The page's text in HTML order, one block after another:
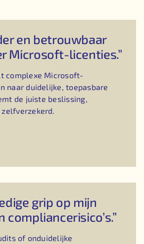
en betrouwbaar
Microsoft-licenties.”
complexe Microsoft-
naar duidelijke, toepasbare
de juiste beslissing,
grip op mijn
compliancerisico’s.”
of onduidelijke